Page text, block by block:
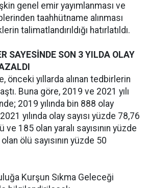
genel emir yayımlanması ve
taahhütname alınması
talimatlandırıldığı hatırlatıldı.
SAYESİNDE SON 3 YILDA OLAY
önceki yıllarda alınan tedbirlerin
Buna göre, 2019 ve 2021 yılı
2019 yılında bin 888 olay
yılında olay sayısı yüzde 78,76
ve 185 olan yaralı sayısının yüzde
ölü sayısının yüzde 50
Kurşun Sıkma Geleceği